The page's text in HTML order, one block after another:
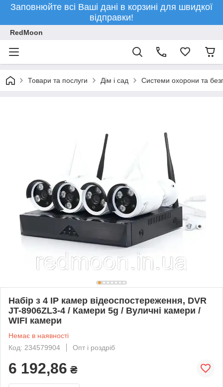
Заповнюйте всі Ваші дані в корзині для швидкої
відправки!
RedMoon
Товари та послуги Дім і сад Системи охорони та
Набір з 4 IP камер відеоспостереження, DVR
JT-8906ZL3-4 / Камери 5g / Вуличні камери /
WIFI камери
Немає в наявності
Код: 234579904
Опт і роздріб
6 192,86 ₴